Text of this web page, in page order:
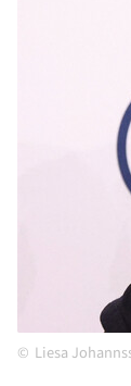
Liesa